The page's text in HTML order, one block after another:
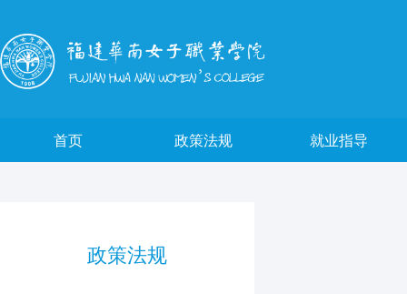
首页 政策法规 就业指导
政策法规